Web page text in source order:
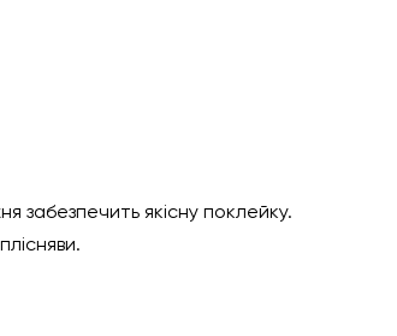
забезпечить якісну поклейку.